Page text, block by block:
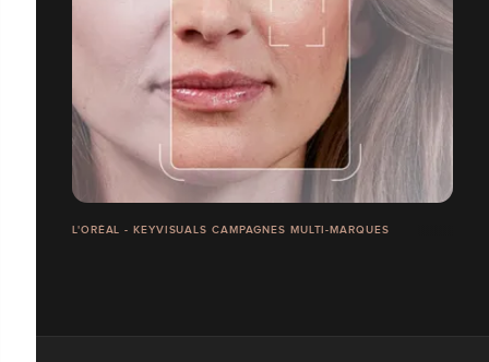
L'ORÉAL - KEYVISUALS CAMPAGNES MULTI-MARQUES